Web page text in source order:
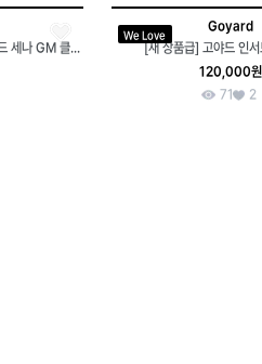
[ 풀구성 / 새상품급 ] 정품 고야드 세나 GM 클러치백 블랙
We Love
Goyard
[새 상품급] 고야드 인서
120,000원
71
2